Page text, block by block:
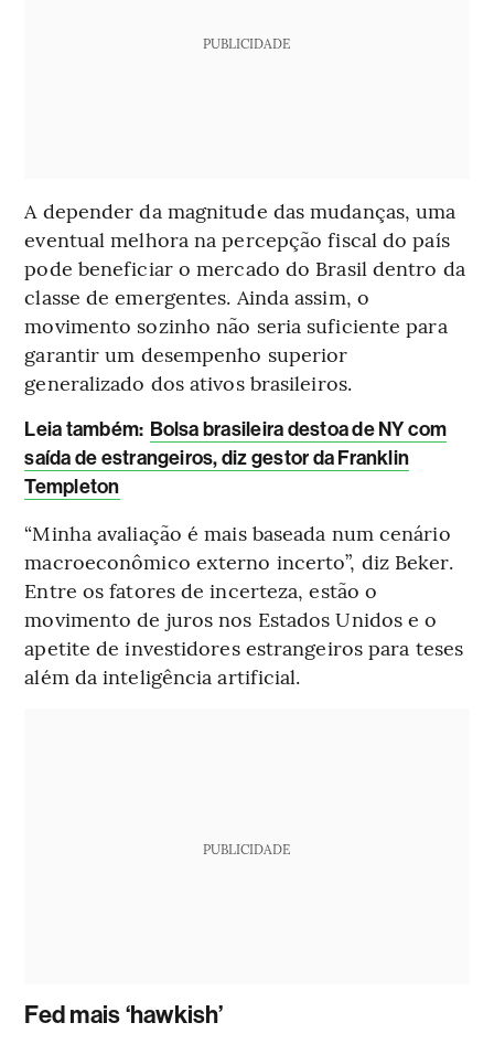
PUBLICIDADE
A depender da magnitude das mudanças, uma
eventual melhora na percepção fiscal do país
pode beneficiar o mercado do Brasil dentro da
classe de emergentes. Ainda assim, o
movimento sozinho não seria suficiente para
garantir um desempenho superior
generalizado dos ativos brasileiros.
Leia também: Bolsa brasileira destoa de NY com
saída de estrangeiros, diz gestor da Franklin
Templeton
“Minha avaliação é mais baseada num cenário
macroeconômico externo incerto”, diz Beker.
Entre os fatores de incerteza, estão o
movimento de juros nos Estados Unidos e o
apetite de investidores estrangeiros para teses
além da inteligência artificial.
PUBLICIDADE
Fed mais ‘hawkish’